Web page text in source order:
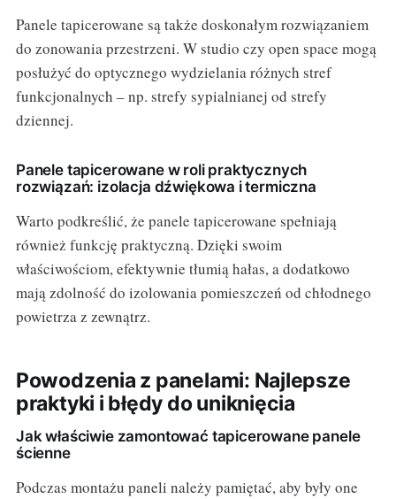
Panele tapicerowane są także doskonałym rozwiązaniem
do zonowania przestrzeni. W studio czy open space mogą
posłużyć do optycznego wydzielania różnych stref
funkcjonalnych – np. strefy sypialnianej od strefy
dziennej.
Panele tapicerowane w roli praktycznych
rozwiązań: izolacja dźwiękowa i termiczna
Warto podkreślić, że panele tapicerowane spełniają
również funkcję praktyczną. Dzięki swoim
właściwościom, efektywnie tłumią hałas, a dodatkowo
mają zdolność do izolowania pomieszczeń od chłodnego
powietrza z zewnątrz.
Powodzenia z panelami: Najlepsze
praktyki i błędy do uniknięcia
Jak właściwie zamontować tapicerowane panele
ścienne
Podczas montażu paneli należy pamiętać, aby były one